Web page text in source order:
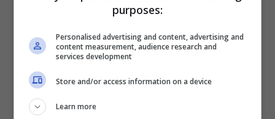
purposes:
Personalised advertising and content, advertising and
content measurement, audience research and
services development
Store and/or access information on a device
Learn more